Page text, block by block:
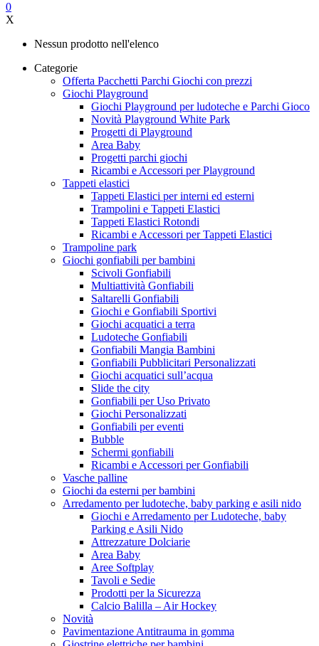
0
X
Nessun prodotto nell'elenco
Categorie
Offerta Pacchetti Parchi Giochi con prezzi
Giochi Playground
Giochi Playground per ludoteche e Parchi Gioco
Novità Playground White Park
Progetti di Playground
Area Baby
Progetti parchi giochi
Ricambi e Accessori per Playground
Tappeti elastici
Tappeti Elastici per interni ed esterni
Trampolini e Tappeti Elastici
Tappeti Elastici Rotondi
Ricambi e Accessori per Tappeti Elastici
Trampoline park
Giochi gonfiabili per bambini
Scivoli Gonfiabili
Multiattività Gonfiabili
Saltarelli Gonfiabili
Giochi e Gonfiabili Sportivi
Giochi acquatici a terra
Ludoteche Gonfiabili
Gonfiabili Mangia Bambini
Gonfiabili Pubblicitari Personalizzati
Giochi acquatici sull’acqua
Slide the city
Gonfiabili per Uso Privato
Giochi Personalizzati
Gonfiabili per eventi
Bubble
Schermi gonfiabili
Ricambi e Accessori per Gonfiabili
Vasche palline
Giochi da esterni per bambini
Arredamento per ludoteche, baby parking e asili nido
Giochi e Arredamento per Ludoteche, baby
Parking e Asili Nido
Attrezzature Dolciarie
Area Baby
Aree Softplay
Tavoli e Sedie
Prodotti per la Sicurezza
Calcio Balilla – Air Hockey
Novità
Pavimentazione Antitrauma in gomma